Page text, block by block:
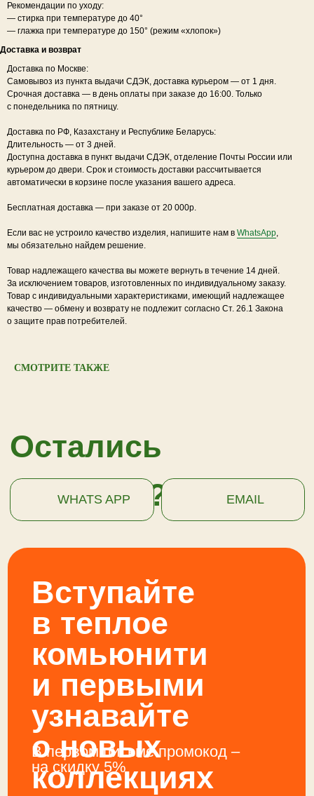
Рекомендации по уходу:
— стирка при температуре до 40°
— глажка при температуре до 150° (режим «хлопок»)
Доставка и возврат
Доставка по Москве:
Самовывоз из пункта выдачи СДЭК, доставка курьером — от 1 дня.
Срочная доставка — в день оплаты при заказе до 16:00. Только
с понедельника по пятницу.
Доставка по РФ, Казахстану и Республике Беларусь:
Длительность — от 3 дней.
Доступна доставка в пункт выдачи СДЭК, отделение Почты России или
курьером до двери. Срок и стоимость доставки рассчитывается
автоматически в корзине после указания вашего адреса.
Бесплатная доставка — при заказе от 20 000р.
Если вас не устроило качество изделия, напишите нам в WhatsApp,
мы обязательно найдем решение.
Товар надлежащего качества вы можете вернуть в течение 14 дней.
За исключением товаров, изготовленных по индивидуальному заказу.
Товар с индивидуальными характеристиками, имеющий надлежащее
качество — обмену и возврату не подлежит согласно Ст. 26.1 Закона
о защите прав потребителей.
СМОТРИТЕ ТАКЖЕ
ПОДПИСАТЬСЯ
В первом письме промокод –
на скидку 5%
Вступайте
в теплое
комьюнити
и первыми
узнавайте
о новых
коллекциях
и акциях